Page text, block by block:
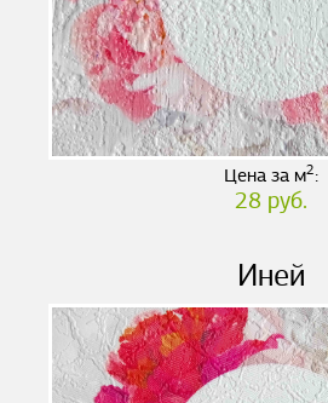
Цена за м2:
28 руб.
Иней